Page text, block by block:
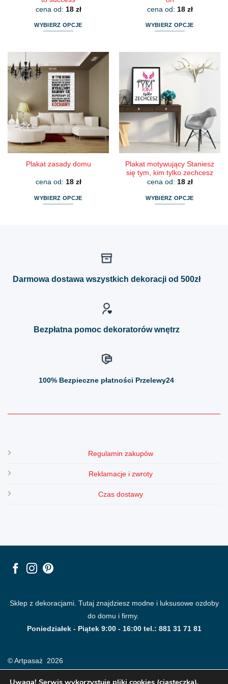
cena od: 18 zł
WYBIERZ OPCJE
wiele
wariantów.
Opcje
można
wybrać
na
stronie
produktu
cena od: 18 zł
WYBIERZ OPCJE
wiele
wariantów.
Opcje
można
wybrać
na
stronie
produktu
Plakat zasady domu
cena od: 18 zł
WYBIERZ OPCJE
Plakat motywujący Staniesz
się tym, kim tylko zechcesz
cena od: 18 zł
WYBIERZ OPCJE
Darmowa dostawa wszystkich dekoracji od 500zł
Bezpłatna pomoc dekoratorów wnętrz
100% Bezpieczne płatności Przelewy24
Regulamin zakupów
Reklamacje i zwroty
Czas dostawy
Sklep z dekoracjami. Tutaj znajdziesz modne i luksusowe ozdoby
do domu i firmy.
Poniedziałek - Piątek 9:00 - 16:00 tel.: 881 31 71 81
© Artpasaż 2026
Uwaga! Serwis wykorzystuje pliki cookies (ciasteczka).